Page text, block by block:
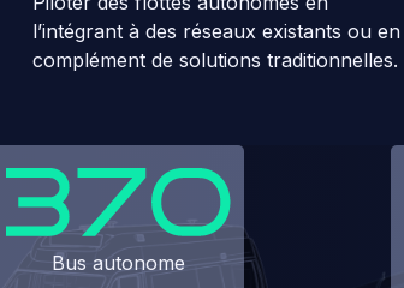
l’intégrant à des réseaux existants ou en
complément de solutions traditionnelles.
Bus autonome